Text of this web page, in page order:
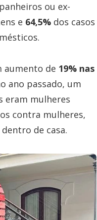
ou ex-
e 64,5% dos casos
aumento de 19% nas
ano passado, um
eram mulheres
contra mulheres,
de casa.